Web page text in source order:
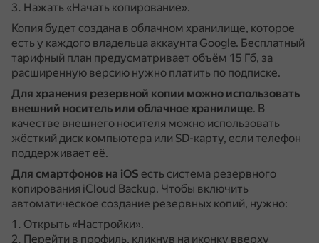
Нажать «Начать копирование».
Копия будет создана в облачном хранилище, которое
есть у каждого владельца аккаунта Google. Бесплатный
тарифный план предусматривает объём 15 Гб, за
расширенную версию нужно платить по подписке.
Для хранения резервной копии можно использовать
внешний носитель или облачное хранилище. В
качестве внешнего носителя можно использовать
жёсткий диск компьютера или SD-карту, если телефон
поддерживает её.
Для смартфонов на iOS есть система резервного
копирования iCloud Backup. Чтобы включить
автоматическое создание резервных копий, нужно:
Открыть «Настройки».
Перейти в профиль, кликнув на иконку вверху